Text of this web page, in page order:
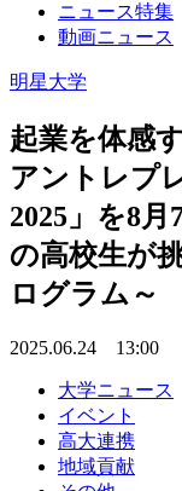
ニュース特集
動画ニュース
明星大学
起業を体感
アントレプ
2025」を8
の高校生が
ログラム～
2025.06.24 13:00
大学ニュース
イベント
高大連携
地域貢献